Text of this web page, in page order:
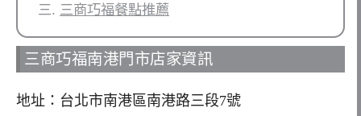
三商巧福餐點推薦
三商巧福南港門市店家資訊
地址：台北市南港區南港路三段7號